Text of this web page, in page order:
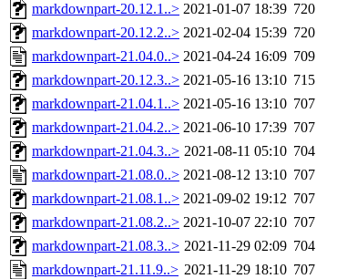
markdownpart-20.12.1..> 2021-01-07 18:39 720
markdownpart-20.12.2..> 2021-02-04 15:39 720
markdownpart-21.04.0..> 2021-04-24 16:09 709
markdownpart-20.12.3..> 2021-05-16 13:10 715
markdownpart-21.04.1..> 2021-05-16 13:10 707
markdownpart-21.04.2..> 2021-06-10 17:39 707
markdownpart-21.04.3..> 2021-08-11 05:10 704
markdownpart-21.08.0..> 2021-08-12 13:10 707
markdownpart-21.08.1..> 2021-09-02 19:12 707
markdownpart-21.08.2..> 2021-10-07 22:10 707
markdownpart-21.08.3..> 2021-11-29 02:09 704
markdownpart-21.11.9..> 2021-11-29 18:10 707